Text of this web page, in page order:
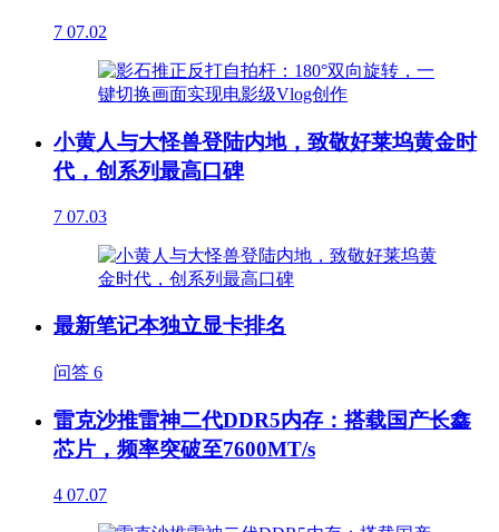
7 07.02
小黄人与大怪兽登陆内地，致敬好莱坞黄金时
代，创系列最高口碑
7 07.03
最新笔记本独立显卡排名
问答 6
雷克沙推雷神二代DDR5内存：搭载国产长鑫
芯片，频率突破至7600MT/s
4 07.07